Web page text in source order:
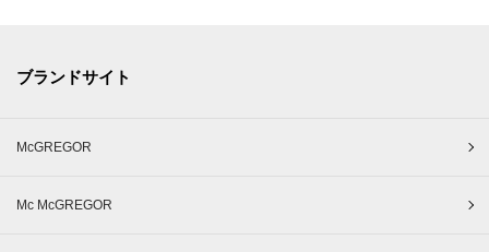
ブランドサイト
McGREGOR
Mc McGREGOR